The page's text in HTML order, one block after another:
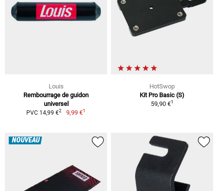
Louis
Rembourrage de guidon
universel
PVC 14,99 €2 9,99 €1
HotSwop
Kit Pro Basic (S)
59,90 €1
NOUVEAU